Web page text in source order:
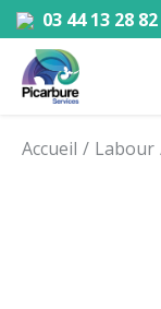
03 44 13 28 82
Accueil Labour